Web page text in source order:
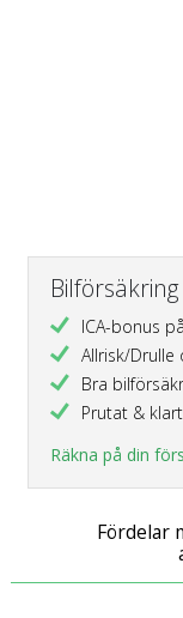
ICA-bonus
Allrisk/Drulle
Bra
Prutat &
Räkna på din
Fördelar